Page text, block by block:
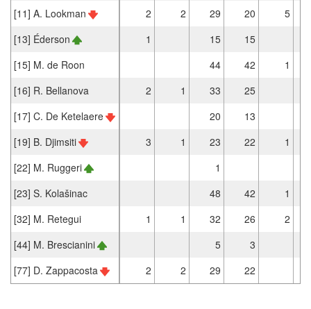
[11] A. Lookman 2 2 29 20
5
[13] Éderson
1 15
15
[15] M. de Roon
44 42
1
[16] R. Bellanova
2 1 33
25
[17] C. De Ketelaere
20
13
[19] B. Djimsiti
3 1 23 22
1
[22] M. Ruggeri
1
[23] S. Kolašinac
48 42
1
[32] M. Retegui
1 1 32 26
2
[44] M. Brescianini
5
3
[77] D. Zappacosta
2 2 29 22